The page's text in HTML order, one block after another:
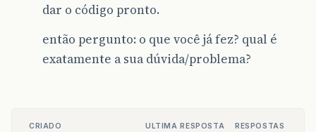
dar o código pronto.
então pergunto: o que você já fez? qual é
exatamente a sua dúvida/problema?
CRIADO ULTIMA RESPOSTA RESPOSTAS